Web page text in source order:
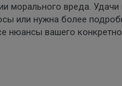
морального вреда. Удачи
или нужна более
нюансы вашего